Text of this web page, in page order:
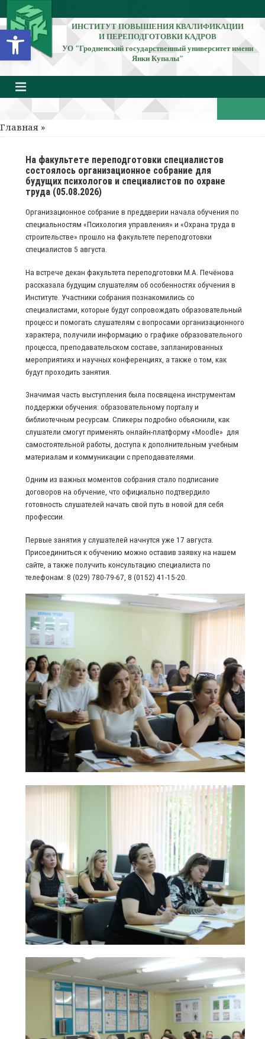
Открыть панель инструментов
ИНСТИТУТ ПОВЫШЕНИЯ КВАЛИФИКАЦИИ
И ПЕРЕПОДГОТОВКИ КАДРОВ
УО "Гродненский государственный университет имени
Янки Купалы"
Главная »
На факультете переподготовки специалистов
состоялось организационное собрание для
будущих психологов и специалистов по охране
труда (05.08.2026)
Организационное собрание в преддверии начала обучения по
специальностям «Психология управления» и «Охрана труда в
строительстве» прошло на факультете переподготовки
специалистов 5 августа.
На встрече декан факультета переподготовки М.А. Печёнова
рассказала будущим слушателям об особенностях обучения в
Институте. Участники собрания познакомились со
специалистами, которые будут сопровождать образовательный
процесс и помогать слушателям с вопросами организационного
характера, получили информацию о графике образовательного
процесса, преподавательском составе, запланированных
мероприятиях и научных конференциях, а также о том, как
будут проходить занятия.
Значимая часть выступления была посвящена инструментам
поддержки обучения: образовательному порталу и
библиотечным ресурсам. Спикеры подробно объяснили, как
слушатели смогут применять онлайн-платформу «Moodle» для
самостоятельной работы, доступа к дополнительным учебным
материалам и коммуникации с преподавателями.
Одним из важных моментов собрания стало подписание
договоров на обучение, что официально подтвердило
готовность слушателей начать свой путь в новой для себя
профессии.
Первые занятия у слушателей начнутся уже 17 августа.
Присоединиться к обучению можно оставив заявку на нашем
сайте, а также получить консультацию специалиста по
телефонам: 8 (029) 780-79-67, 8 (0152) 41-15-20.